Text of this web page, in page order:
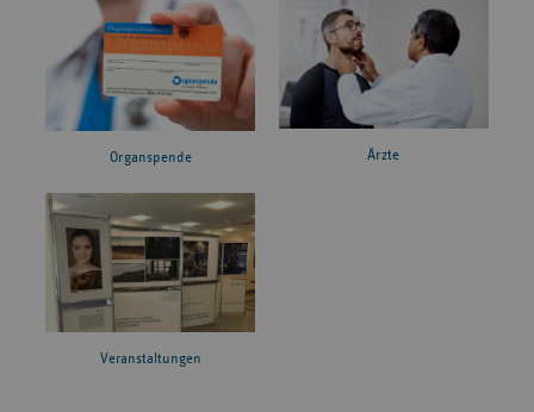
Organspende Ärzte
Veranstaltungen